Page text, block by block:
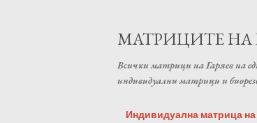
МАТРИЦИТЕ НА
Всички матрици на Гаряев на
индивидуални матрици и
Индивидуална матрица